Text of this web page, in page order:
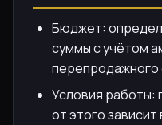
Бюджет:
суммы с учётом
перепродажного
Условия работы:
от этого